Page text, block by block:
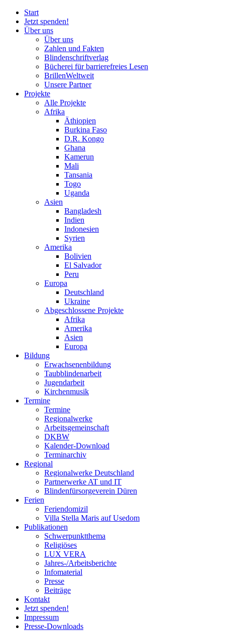
Start
Jetzt spenden!
Über uns
Über uns
Zahlen und Fakten
Blindenschriftverlag
Bücherei fürbarrierefreies Lesen
BrillenWeltweit
Unsere Partner
Projekte
Alle Projekte
Afrika
Äthiopien
Burkina Faso
D.R. Kongo
Ghana
Kamerun
Mali
Tansania
Togo
Uganda
Asien
Bangladesh
Indien
Indonesien
Syrien
Amerika
Bolivien
El Salvador
Peru
Europa
Deutschland
Ukraine
Abgeschlossene Projekte
Afrika
Amerika
Asien
Europa
Bildung
Erwachsenenbildung
Taubblindenarbeit
Jugendarbeit
Kirchenmusik
Termine
Termine
Regionalwerke
Arbeitsgemeinschaft
DKBW
Kalender-Download
Terminarchiv
Regional
Regionalwerke Deutschland
Partnerwerke AT und IT
Blindenfürsorgeverein Düren
Ferien
Feriendomizil
Villa Stella Maris auf Usedom
Publikationen
Schwerpunktthema
Religiöses
LUX VERA
Jahres-/​Arbeitsberichte
Infomaterial
Presse
Beiträge
Kontakt
Jetzt spenden!
Impressum
Presse-Downloads